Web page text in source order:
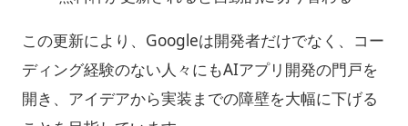
この更新により、Googleは開発者だけでなく、コー
ディング経験のない人々にもAIアプリ開発の門戸を
開き、アイデアから実装までの障壁を大幅に下げる